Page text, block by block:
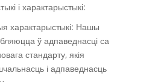
і характарыстыкі:
характарыстыкі: Нашы
ў адпаведнасці са
стандарту, якія
і адпаведнасць